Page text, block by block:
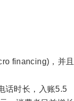
financing)，并且
话时长，入账5.5